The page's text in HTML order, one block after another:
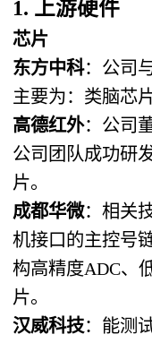
1. 上游硬件
芯片
东方中科：公司
主要为：类脑芯
高德红外：公司
公司团队成功研
片。
成都华微：相关
机接口的主控号
构高精度ADC、
片。
汉威科技：能测